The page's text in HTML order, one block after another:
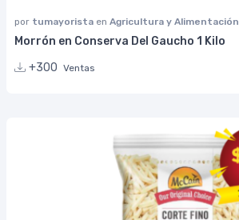
por tumayorista en Agricultura y Alimentación
Morrón en Conserva Del Gaucho 1 Kilo
+300 Ventas